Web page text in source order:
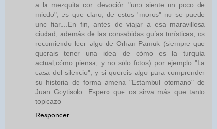
a la mezquita con devoción "uno siente un poco de
miedo", es que claro, de estos "moros" no se puede
uno fiar....En fin, antes de viajar a esa maravillosa
ciudad, además de las consabidas guías turísticas, os
recomiendo leer algo de Orhan Pamuk (siempre que
querais tener una idea de cómo es la turquía
actual,cómo piensa, y no sólo fotos) por ejemplo "La
casa del silencio", y si quereis algo para comprender
su historia de forma amena "Estambul otomano" de
Juan Goytisolo. Espero que os sirva más que tanto
topicazo.
Responder